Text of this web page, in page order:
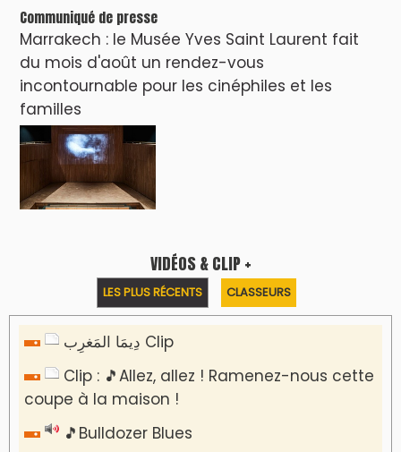
Communiqué de presse
Marrakech : le Musée Yves Saint Laurent fait
du mois d'août un rendez-vous
incontournable pour les cinéphiles et les
familles
VIDÉOS & CLIP +
LES PLUS RÉCENTS CLASSEURS
دِيمَا المَغرِب Clip
Clip : 🎵Allez, allez ! Ramenez-nous cette
coupe à la maison !
🎵Bulldozer Blues